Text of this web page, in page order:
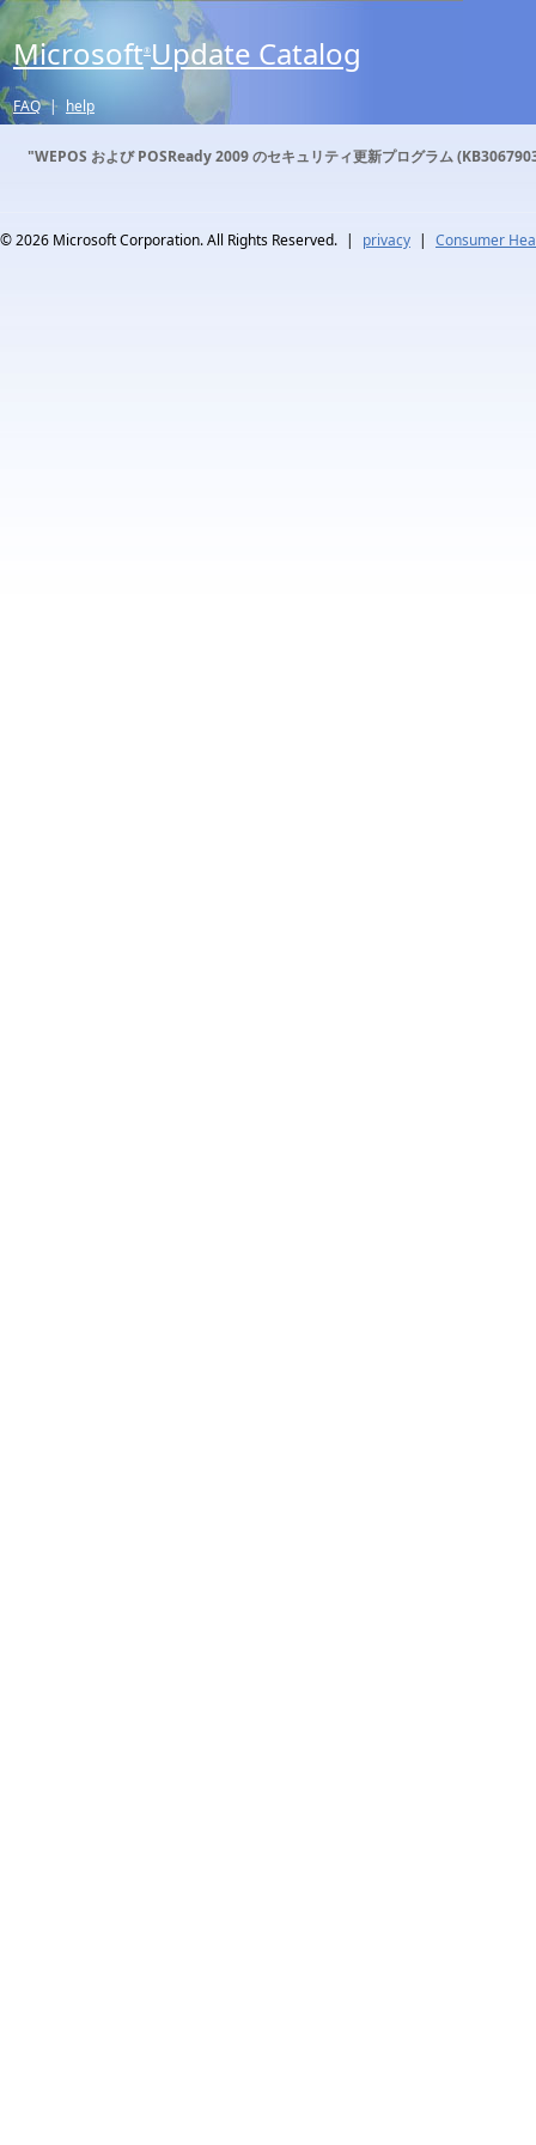
Microsoft® Update Catalog
FAQ | help
"WEPOS および POSReady 2009 のセキュリティ更新プログラム
© 2026 Microsoft Corporation. All Rights Reserved. | privacy | Consumer